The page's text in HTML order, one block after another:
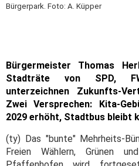
Bürgerpark. Foto: A. Küpper
Bürgermeister Thomas
Stadträte von SPD,
unterzeichnen Zukunfts-
Zwei Versprechen: Kita-
2029 erhöht, Stadtbus bleibt
(ty) Das "bunte" Mehrheits-
Freien Wählern, Grünen